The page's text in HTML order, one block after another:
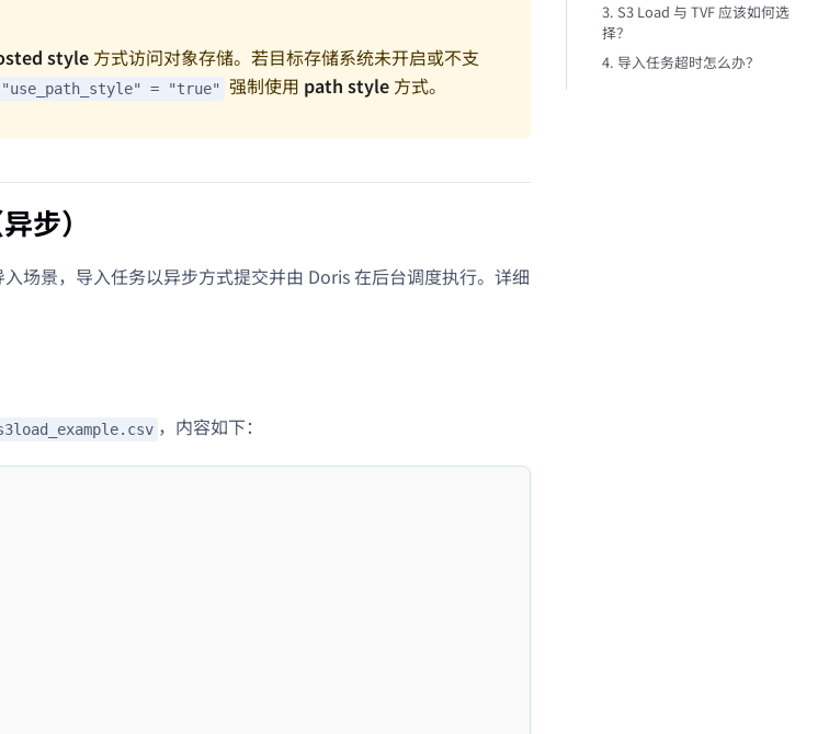
style 方式访问对象存储。若目标存储系统未开启或不支
"use_path_style" = "true" 强制使用 path style 方式。
步）
场景，导入任务以异步方式提交并由 Doris 在后台调度执行。详细
，内容如下：
3. S3 Load 与 TVF 应该如何选
择？
4. 导入任务超时怎么办？